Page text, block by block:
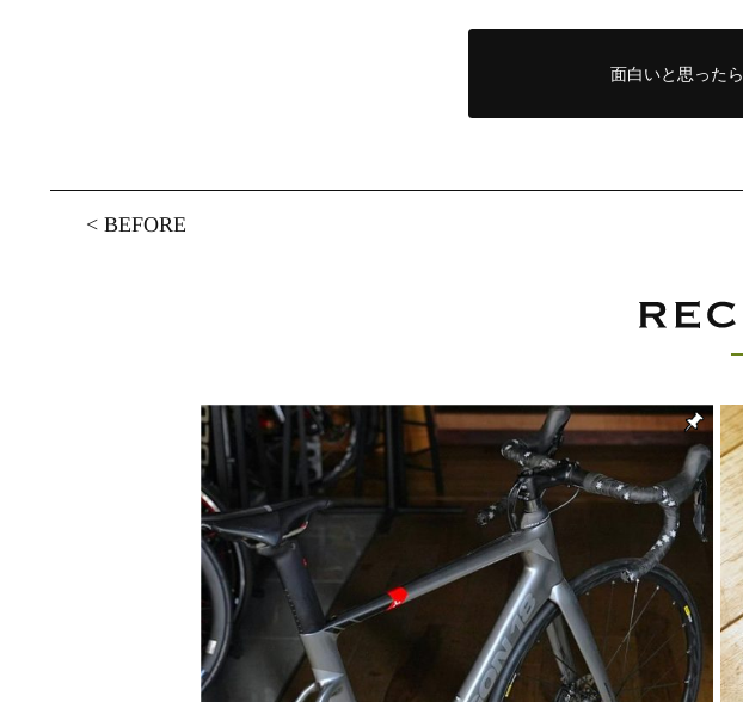
面白いと思ったら
<BEFORE